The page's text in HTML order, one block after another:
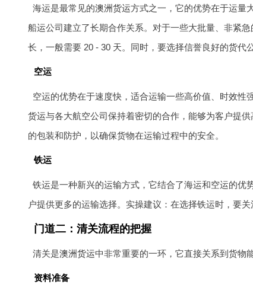
海运是最常见的澳洲货运方式之一，它的优势在于运量
船运公司建立了长期合作关系。对于一些大批量、非紧
长，一般需要 20 - 30 天。同时，要选择信誉良好的货代
空运
空运的优势在于速度快，适合运输一些高价值、时效性
货运与各大航空公司保持着密切的合作，能够为客户提
的包装和防护，以确保货物在运输过程中的安全。
铁运
铁运是一种新兴的运输方式，它结合了海运和空运的优
户提供更多的运输选择。实操建议：在选择铁运时，要
门道二：清关流程的把握
清关是澳洲货运中非常重要的一环，它直接关系到货物
资料准备